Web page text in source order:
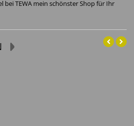
bei TEWA mein schönster Shop für Ihr